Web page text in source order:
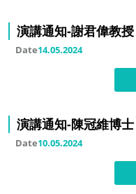
演講通知-謝君偉教
Date14.05.2024
演講通知-陳冠維博
Date10.05.2024